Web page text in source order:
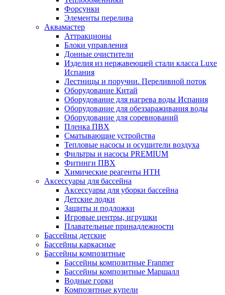
Форсунки
Элементы перелива
Аквамастер
Аттракционы
Блоки управления
Донные очистители
Изделия из нержавеющей стали класса Luxe
Испания
Лестницы и поручни. Переливной поток
Оборудование Китай
Оборудование для нагрева воды Испания
Оборудование для обеззараживания воды
Оборудование для соревнований
Пленка ПВХ
Сматывающие устройства
Тепловые насосы и осушители воздуха
Фильтры и насосы PREMIUM
Фитинги ПВХ
Химические реагенты HTH
Аксессуары для бассейна
Аксессуары для уборки бассейна
Детские лодки
Защиты и подложки
Игровые центры, игрушки
Плавательные принадлежности
Бассейны детские
Бассейны каркасные
Бассейны композитные
Бассейны композитные Franmer
Бассейны композитные Маршалл
Водные горки
Композитные купели